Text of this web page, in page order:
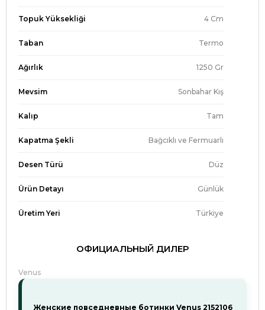
Topuk Yüksekliği 4 Cm
Taban Termo
Ağırlık 1250 Gr
Mevsim Sonbahar Kış
Kalıp Tam
Kapatma Şekli Bağcıklı ve Fermuarlı
Desen Türü Düz
Ürün Detayı Günlük
Üretim Yeri Türkiye
ОФИЦИАЛЬНЫЙ ДИЛЕР
Venus
Женские повседневные ботинки Venus 2152106